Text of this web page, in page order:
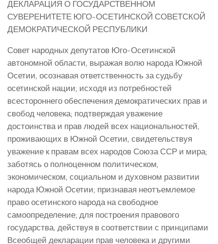
ДЕКЛАРАЦИЯ О ГОСУДАРСТВЕННОМ
СУВЕРЕНИТЕТЕ ЮГО-ОСЕТИНСКОЙ СОВЕТСКОЙ
ДЕМОКРАТИЧЕСКОЙ РЕСПУБЛИКИ
Совет народных депутатов Юго-Осетинской
автономной области, выражая волю народа Южной
Осетии, осознавая ответственность за судьбу
осетинской нации; исходя из потребностей
всестороннего обеспечения демократических прав и
свобод человека; подтверждая уважение
достоинства и прав людей всех национальностей,
проживающих в Южной Осетии, свидетельствуя
уважение к правам всех народов Союза ССР и мира;
заботясь о полноценном политическом,
экономическом, социальном и духовном развитии
народа Южной Осетии; признавая неотъемлемое
право осетинского народа на свободное
самоопределение; для построения правового
государства, действуя в соответствии с принципами
Всеобщей декларации прав человека и другими